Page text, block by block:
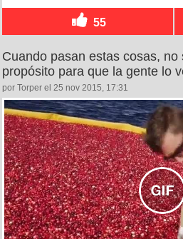
55
Cuando pasan estas cosas,
propósito para que la gente lo
por Torper el 25 nov 2015, 17:31